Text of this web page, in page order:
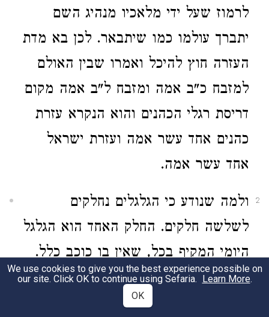
לרמוז שעל ידי מלאכיו מנהיג השם
יתברך עולמו כמו שיתבאר. לכן בא מדת
העזרה חוץ להיכל ואמרו שבין האולם
למזבח כ"ב אמה ומזבח ל"ב אמה מקום
דריסת רגלי הכהנים והוא הנקרא עזרת
כהנים אחד עשר אמה ועזרת ישראל
אחד עשר אמה.
2
ולמה שנודע כי הגלגלים נחלקים
לשלשה חלקים. החלק האחד הוא הגלגל
היומי המקיף בכל, שאין בו כוכב כלל.
והשני הוא הגלגל השמיני שיש בו
המזלות ושאר כוכבים הקבועים. השלישי
We use cookies to give you the best experience possible on
our site. Click OK to continue using Sefaria. Learn More.
OK